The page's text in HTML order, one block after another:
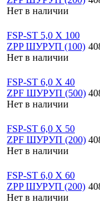
Нет в наличии
FSP-ST 5,0 X 100
ZPP ШУРУП (100)
Нет в наличии
FSP-ST 6,0 X 40
ZPF ШУРУП (500)
Нет в наличии
FSP-ST 6,0 X 50
ZPF ШУРУП (200)
Нет в наличии
FSP-ST 6,0 X 60
ZPP ШУРУП (200)
Нет в наличии